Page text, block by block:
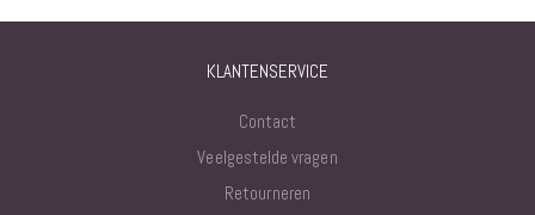
KLANTENSERVICE
Contact
Veelgestelde vragen
Retourneren